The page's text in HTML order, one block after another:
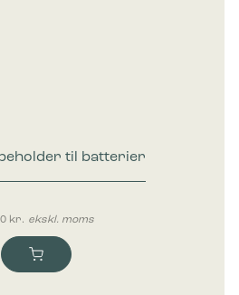
til batterier
kr. ekskl. moms